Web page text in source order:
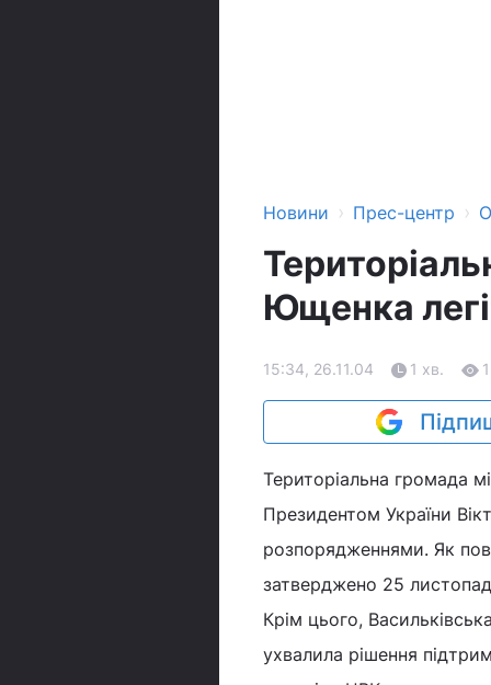
Новини › Прес-центр ›
Ющенка
15:34, 26.11.04 1 хв.
Територіальна громада
Президентом України
розпорядженнями. Як
затверджено 25
Крім цього,
ухвалила рішення